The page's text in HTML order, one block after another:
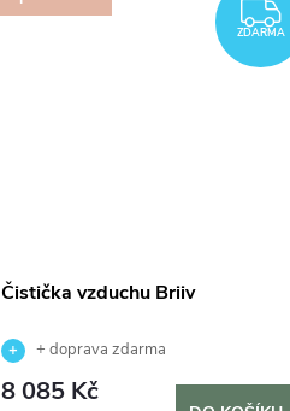
ZDARMA
Čistička vzduchu Briiv
+ doprava zdarma
8 085 Kč